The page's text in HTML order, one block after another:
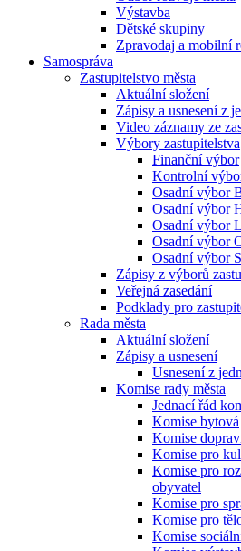
Výstavba
Dětské skupiny
Zpravodaj a mobilní
Samospráva
Zastupitelstvo města
Aktuální složení
Zápisy a usnesení z
Video záznamy ze
Výbory zastupitelstva
Finanční výbor
Kontrolní
Osadní výbor
Osadní výbor
Osadní výbor
Osadní výbor
Osadní výbor
Zápisy z výborů
Veřejná zasedání
Podklady pro
Rada města
Aktuální složení
Zápisy a usnesení
Usnesení z
Komise rady města
Jednací řád
Komise bytová
Komise
Komise pro
Komise pro
obyvatel
Komise pro
Komise pro
Komise